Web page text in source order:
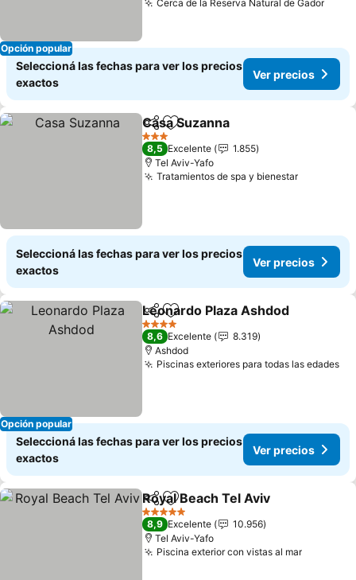
Opción popular
Cerca de la Reserva Natural de Gador
Seleccioná las fechas para ver los precios
exactos
Ver precios
CompartirAñadir a favoritos
Casa Suzanna
3 Estrellas
8,5 Excelente
1.855
Tel Aviv-Yafo
Tratamientos de spa y bienestar
Seleccioná las fechas para ver los precios
exactos
Ver precios
Opción popular
CompartirAñadir a favoritos
Leonardo Plaza Ashdod
4 Estrellas
8,6 Excelente
8.319
Ashdod
Piscinas exteriores para todas las edades
Seleccioná las fechas para ver los precios
exactos
Ver precios
CompartirAñadir a favoritos
Royal Beach Tel Aviv
5 Estrellas
8,9 Excelente
10.956
Tel Aviv-Yafo
Piscina exterior con vistas al mar